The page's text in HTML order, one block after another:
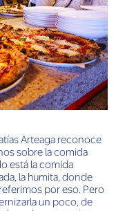
Arteaga reconoce
sobre la comida
está la comida
la humita, donde
por eso. Pero
un poco, de